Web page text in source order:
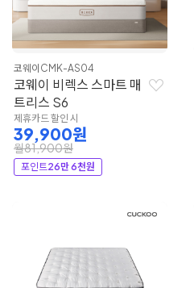
코웨이 CMK-AS04
코웨이 비렉스 스마트 매
트리스 S6
제휴카드 할인 시
39,900원
월81,900원
포인트26만 6천원